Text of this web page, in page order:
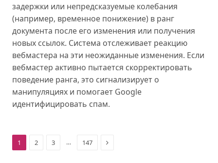
задержки или непредсказуемые колебания
(например, временное понижение) в ранг
документа после его изменения или получения
новых ссылок. Система отслеживает реакцию
вебмастера на эти неожиданные изменения. Если
вебмастер активно пытается скорректировать
поведение ранга, это сигнализирует о
манипуляциях и помогает Google
идентифицировать спам.
1 2 3 … 147 Next